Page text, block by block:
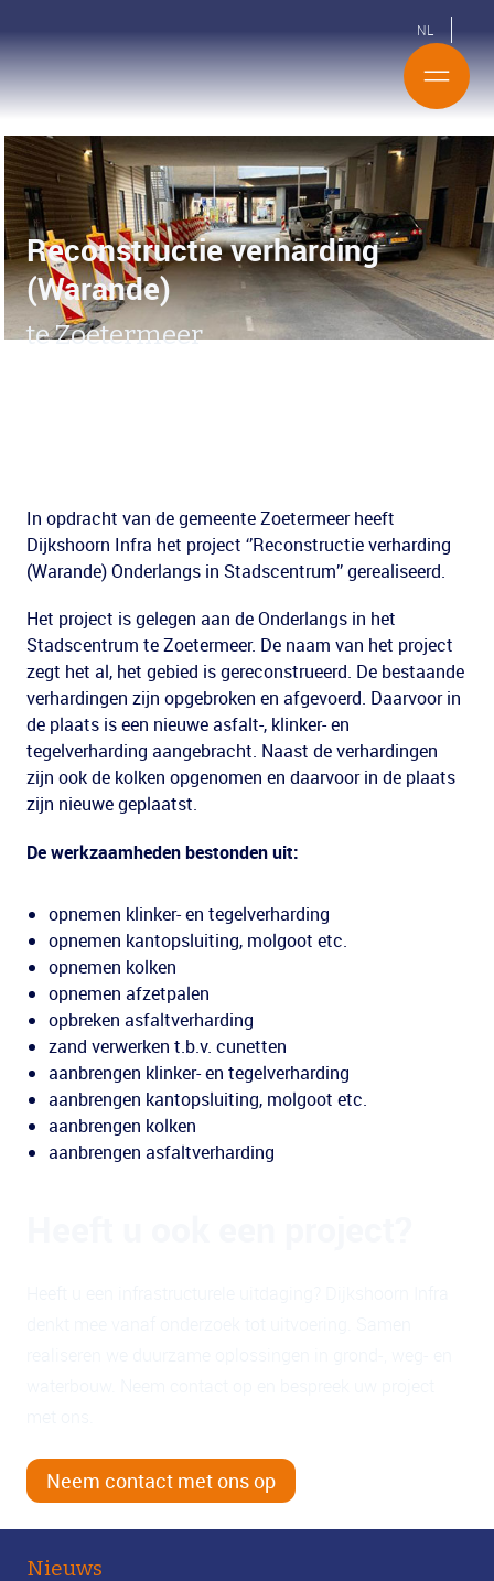
NL
Reconstructie verharding
(Warande)
te Zoetermeer
In opdracht van de gemeente Zoetermeer heeft
Dijkshoorn Infra het project ‘’Reconstructie verharding
(Warande) Onderlangs in Stadscentrum’’ gerealiseerd.
Het project is gelegen aan de Onderlangs in het
Stadscentrum te Zoetermeer. De naam van het project
zegt het al, het gebied is gereconstrueerd. De bestaande
verhardingen zijn opgebroken en afgevoerd. Daarvoor in
de plaats is een nieuwe asfalt-, klinker- en
tegelverharding aangebracht. Naast de verhardingen
zijn ook de kolken opgenomen en daarvoor in de plaats
zijn nieuwe geplaatst.
De werkzaamheden bestonden uit:
opnemen klinker- en tegelverharding
opnemen kantopsluiting, molgoot etc.
opnemen kolken
opnemen afzetpalen
opbreken asfaltverharding
zand verwerken t.b.v. cunetten
aanbrengen klinker- en tegelverharding
aanbrengen kantopsluiting, molgoot etc.
aanbrengen kolken
aanbrengen asfaltverharding
Neem contact met ons op
Nieuws